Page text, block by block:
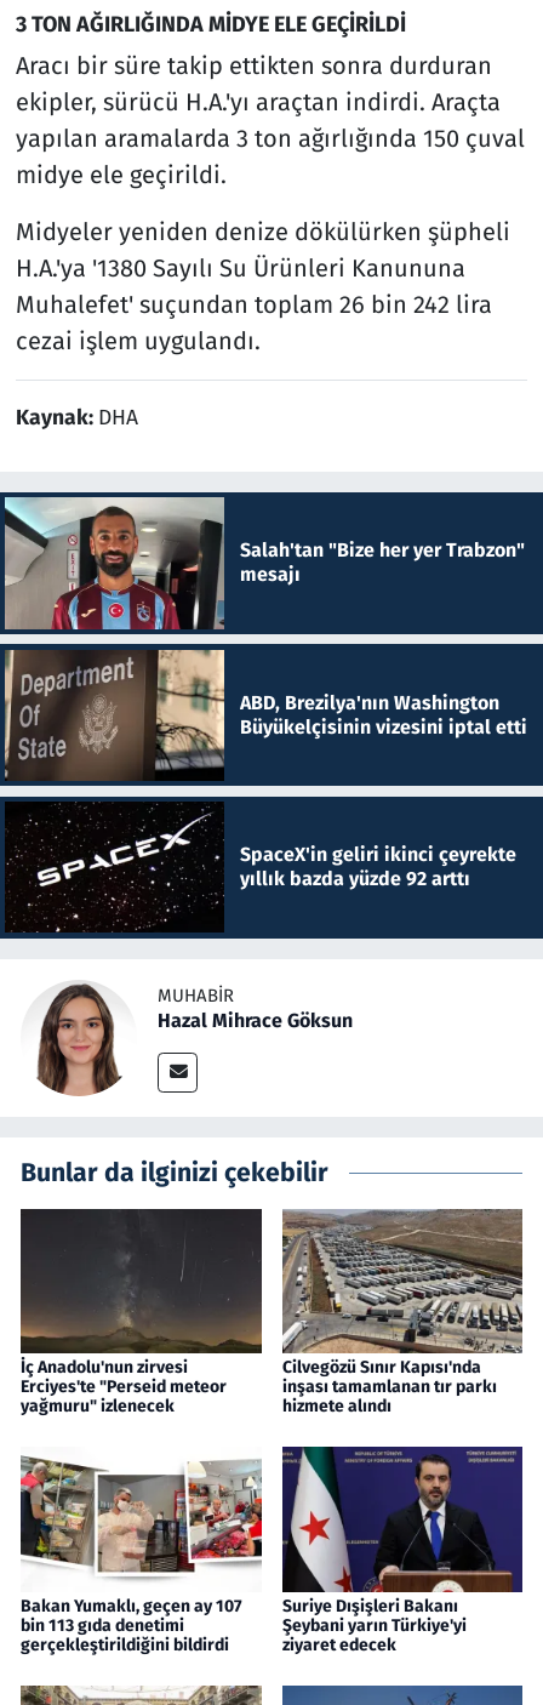
3 TON AĞIRLIĞINDA MİDYE ELE GEÇİRİLDİ
Aracı bir süre takip ettikten sonra durduran
ekipler, sürücü H.A.'yı araçtan indirdi. Araçta
yapılan aramalarda 3 ton ağırlığında 150 çuval
midye ele geçirildi.
Midyeler yeniden denize dökülürken şüpheli
H.A.'ya '1380 Sayılı Su Ürünleri Kanununa
Muhalefet' suçundan toplam 26 bin 242 lira
cezai işlem uygulandı.
Kaynak: DHA
Salah'tan "Bize her yer Trabzon"
mesajı
ABD, Brezilya'nın Washington
Büyükelçisinin vizesini iptal etti
SpaceX'in geliri ikinci çeyrekte
yıllık bazda yüzde 92 arttı
MUHABIR
Hazal Mihrace Göksun
Bunlar da ilginizi çekebilir
İç Anadolu'nun zirvesi
Erciyes'te "Perseid meteor
yağmuru" izlenecek
Cilvegözü Sınır Kapısı'nda
inşası tamamlanan tır parkı
hizmete alındı
Bakan Yumaklı, geçen ay 107
bin 113 gıda denetimi
gerçekleştirildiğini bildirdi
Suriye Dışişleri Bakanı
Şeybani yarın Türkiye'yi
ziyaret edecek
Televizyon